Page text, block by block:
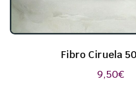
Fibro Ciruela
9,50€